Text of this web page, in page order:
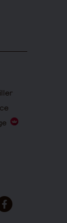
-
Instagram -
sur YouTube
nous sur X -
nous sur